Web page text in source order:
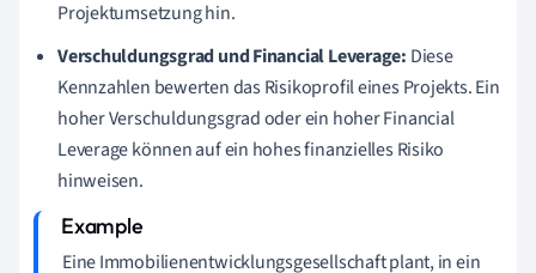
Projektumsetzung hin.
Verschuldungsgrad und Financial Leverage: Diese
Kennzahlen bewerten das Risikoprofil eines Projekts. Ein
hoher Verschuldungsgrad oder ein hoher Financial
Leverage können auf ein hohes finanzielles Risiko
hinweisen.
Eine Immobilienentwicklungsgesellschaft plant, in ein